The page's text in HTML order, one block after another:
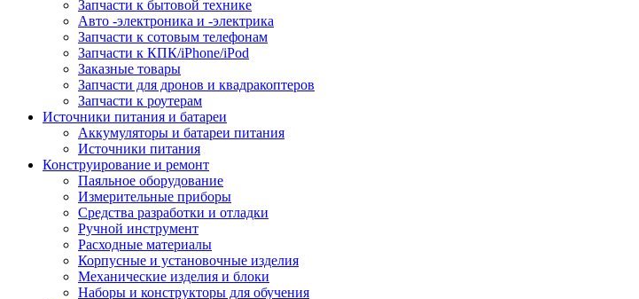
Запчасти к бытовой технике
Авто -электроника и -электрика
Запчасти к сотовым телефонам
Запчасти к КПК/iPhone/iPod
Заказные товары
Запчасти для дронов и квадракоптеров
Запчасти к роутерам
Источники питания и батареи
Аккумуляторы и батареи питания
Источники питания
Конструирование и ремонт
Паяльное оборудование
Измерительные приборы
Средства разработки и отладки
Ручной инструмент
Расходные материалы
Корпусные и установочные изделия
Механические изделия и блоки
Наборы и конструкторы для обучения